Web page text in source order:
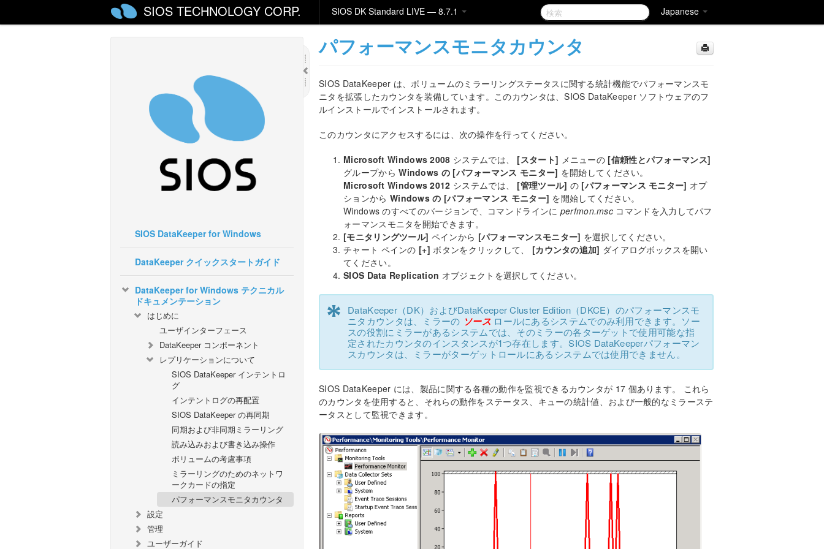
Japanese
SIOS TECHNOLOGY CORP. SIOS DK Standard LIVE — 8.7.1
SIOS DataKeeper for Windows
DataKeeper クイックスタートガイド
DataKeeper for Windows テクニカル
ドキュメンテーション
はじめに
ユーザインターフェース
DataKeeper コンポーネント
レプリケーションについて
SIOS DataKeeper インテントロ
グ
インテントログの再配置
SIOS DataKeeper の再同期
同期および非同期ミラーリング
読み込みおよび書き込み操作
ボリュームの考慮事項
ミラーリングのためのネットワ
ークカードの指定
パフォーマンスモニタカウンタ
設定
管理
ユーザーガイド
パフォーマンスモニタカウンタ
SIOS DataKeeper は、ボリュームのミラーリングステータスに関する統計機能でパフォーマンスモ
ニタを拡張したカウンタを装備しています。このカウンタは、SIOS DataKeeper ソフトウェアのフ
ルインストールでインストールされます。
このカウンタにアクセスするには、次の操作を行ってください。
Microsoft Windows 2008 システムでは、 [スタート] メニューの [信頼性とパフォーマンス]
グループからWindows の [パフォーマンス モニター] を開始してください。
Microsoft Windows 2012 システムでは、 [管理ツール] の [パフォーマンス モニター] オプ
ションから Windows の [パフォーマンス モニター] を開始してください。
Windows のすべてのバージョンで、コマンドラインに perfmon.msc コマンドを入力してパフ
ォーマンスモニタを開始できます。
[モニタリングツール] ペインから [パフォーマンスモニター] を選択してください。
チャート ペインの [+] ボタンをクリックして、 [カウンタの追加] ダイアログボックスを開い
てください。
SIOS Data Replication オブジェクトを選択してください。
*
DataKeeper（DK）およびDataKeeper Cluster Edition（DKCE）のパフォーマンスモ
ニタカウンタは、ミラーの ソース ロールにあるシステムでのみ利用できます。ソー
スの役割にミラーがあるシステムでは、そのミラーの各ターゲットで使用可能な指
定されたカウンタのインスタンスが1つ存在します。SIOS DataKeeperパフォーマン
スカウンタは、ミラーがターゲットロールにあるシステムでは使用できません。
SIOS DataKeeper には、製品に関する各種の動作を監視できるカウンタが 17 個あります。 これら
のカウンタを使用すると、それらの動作をステータス、キューの統計値、および一般的なミラーステ
ータスとして監視できます。